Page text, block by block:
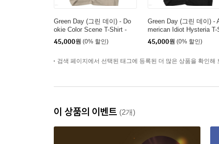
Green Day (그린 데이) - Do
okie Color Scene T-Shirt -
Medium Tan
45,000원 (0% 할인)
Green Day (그린 데이) -
merican Idiot Hysteria T-
irt - 2XL Black
45,000원 (0% 할인)
검색 페이지에서 선택된 태그에 등록된 더 많은 상품을 확인해
이 상품의 이벤트 (2개)